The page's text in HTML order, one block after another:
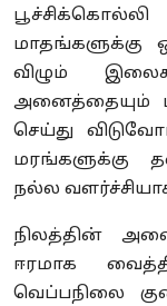
மாதங்களுக்கு
விழும்
அனைத்தையும்
செய்து
மரங்களுக்கு
நல்ல
நிலத்தின்
ஈரமாக
வெப்பநிலை